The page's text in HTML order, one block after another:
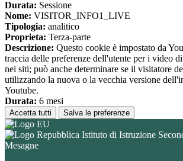
Durata: Sessione
Nome: VISITOR_INFO1_LIVE
Tipologia: analitico
Proprieta: Terza-parte
Descrizione: Questo cookie è impostato da
traccia delle preferenze dell'utente per i video
nei siti; può anche determinare se il visitatore
utilizzando la nuova o la vecchia versione
Youtube.
Durata: 6 mesi
Accetta tutti Salva le preferenze
Istituto di Istruzione
Mesagne